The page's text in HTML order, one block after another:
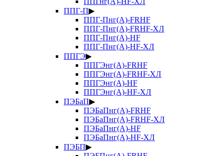
ППГ-П▶
ППГ-Пнг(А)-FRHF
ППГ-Пнг(А)-FRHF-ХЛ
ППГ-Пнг(А)-HF
ППГ-Пнг(А)-HF-ХЛ
ППГЭ▶
ППГЭнг(А)-FRHF
ППГЭнг(А)-FRHF-ХЛ
ППГЭнг(А)-HF
ППГЭнг(А)-HF-ХЛ
ПЭБаП▶
ПЭБаПнг(А)-FRHF
ПЭБаПнг(А)-FRHF-ХЛ
ПЭБаПнг(А)-HF
ПЭБаПнг(А)-HF-ХЛ
ПЭБП▶